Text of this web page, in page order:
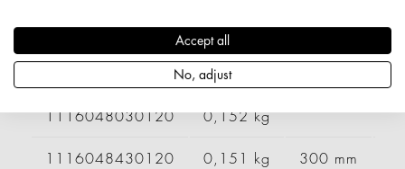
1116043710120 0,000 kg
0,000 kg
1116048030120 0,152 kg
1116048430120 0,151 kg 300 mm
Accept all
No, adjust